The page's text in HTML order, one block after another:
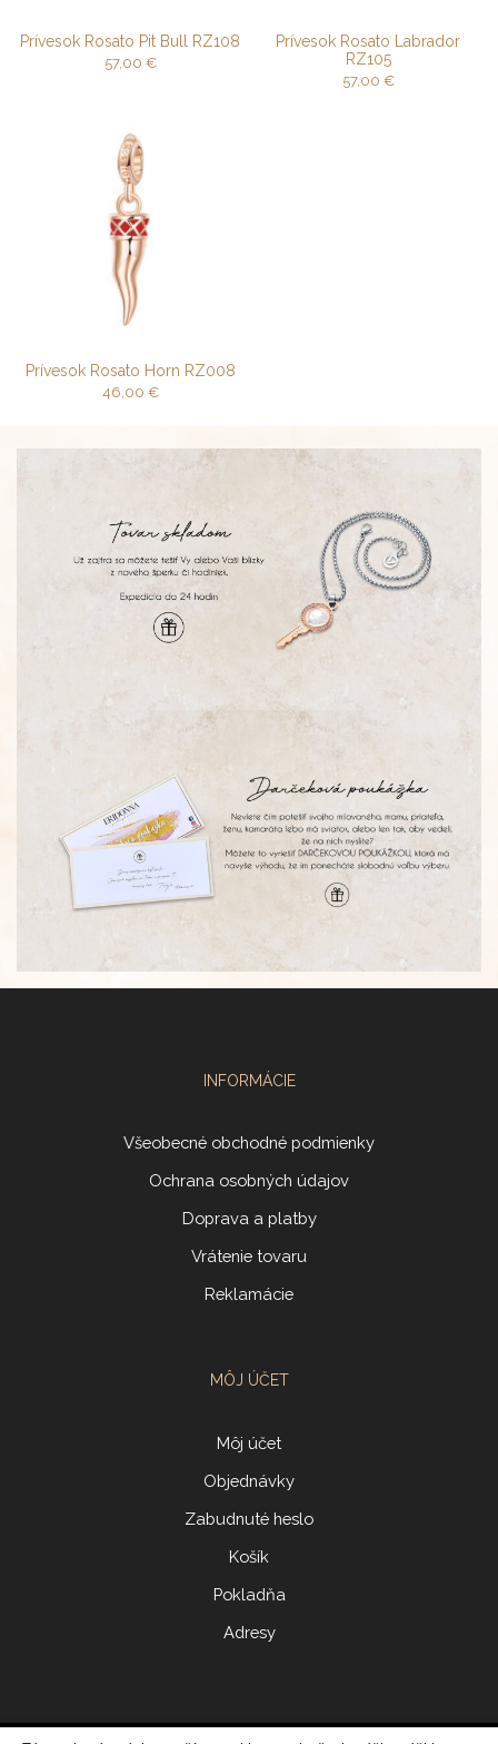
Prívesok Rosato Pit Bull RZ108
57,00 €
Prívesok Rosato Labrador
RZ105
57,00 €
Prívesok Rosato Horn RZ008
46,00 €
INFORMÁCIE
Všeobecné obchodné podmienky
Ochrana osobných údajov
Doprava a platby
Vrátenie tovaru
Reklamácie
MÔJ ÚČET
Môj účet
Objednávky
Zabudnuté heslo
Košík
Pokladňa
Adresy